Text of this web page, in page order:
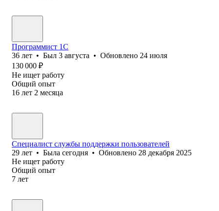
Программист 1С
36 лет • Был 3 августа • Обновлено 24 июля
130 000 ₽
Не ищет работу
Общий опыт
16 лет 2 месяца
Специалист службы поддержки пользователей
29 лет • Была сегодня • Обновлено 28 декабря 2025
Не ищет работу
Общий опыт
7 лет